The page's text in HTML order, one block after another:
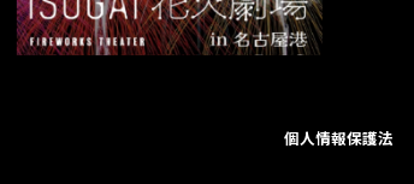
個人情報保護法